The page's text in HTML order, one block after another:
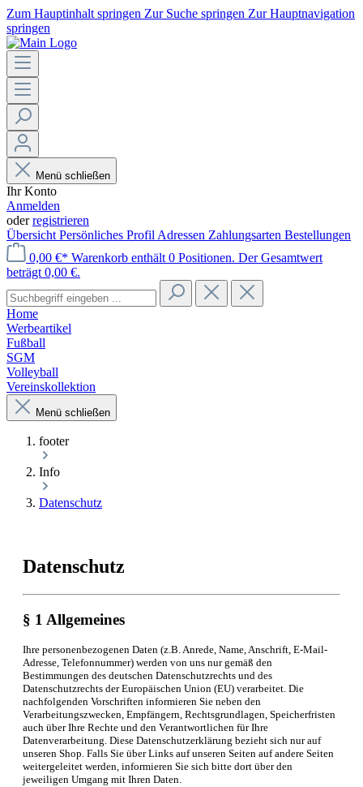
Zum Hauptinhalt springen Zur Suche springen Zur Hauptnavigation
springen
Menü schließen
Ihr Konto
Anmelden
oderregistrieren
Übersicht Persönliches Profil Adressen Zahlungsarten Bestellungen
0,00 €* Warenkorb enthält 0 Positionen. Der Gesamtwert
beträgt 0,00 €.
Home
Werbeartikel
Fußball
SGM
Volleyball
Vereinskollektion
Menü schließen
footer
Info
Datenschutz
Datenschutz
§ 1 Allgemeines
Ihre personenbezogenen Daten (z.B. Anrede, Name, Anschrift, E-Mail-
Adresse, Telefonnummer) werden von uns nur gemäß den
Bestimmungen des deutschen Datenschutzrechts und des
Datenschutzrechts der Europäischen Union (EU) verarbeitet. Die
nachfolgenden Vorschriften informieren Sie neben den
Verarbeitungszwecken, Empfängern, Rechtsgrundlagen, Speicherfristen
auch über Ihre Rechte und den Verantwortlichen für Ihre
Datenverarbeitung. Diese Datenschutzerklärung bezieht sich nur auf
unseren Shop. Falls Sie über Links auf unseren Seiten auf andere Seiten
weitergeleitet werden, informieren Sie sich bitte dort über den
jeweiligen Umgang mit Ihren Daten.